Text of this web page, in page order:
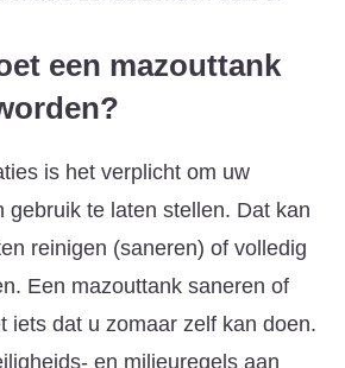
een mazouttank
is het verplicht om uw
gebruik te laten stellen. Dat kan
reinigen (saneren) of volledig
Een mazouttank saneren of
iets dat u zomaar zelf kan doen.
en milieuregels aan